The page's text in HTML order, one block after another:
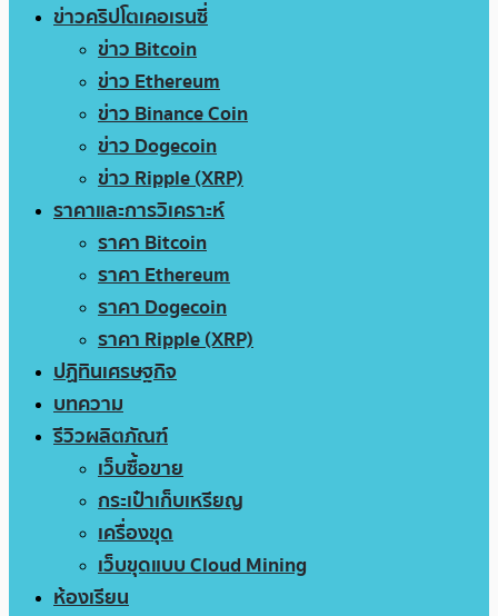
ข่าวคริปโตเคอเรนซี่
ข่าว Bitcoin
ข่าว Ethereum
ข่าว Binance Coin
ข่าว Dogecoin
ข่าว Ripple (XRP)
ราคาและการวิเคราะห์
ราคา Bitcoin
ราคา Ethereum
ราคา Dogecoin
ราคา Ripple (XRP)
ปฏิทินเศรษฐกิจ
บทความ
รีวิวผลิตภัณฑ์
เว็บซื้อขาย
กระเป๋าเก็บเหรียญ
เครื่องขุด
เว็บขุดแบบ Cloud Mining
ห้องเรียน